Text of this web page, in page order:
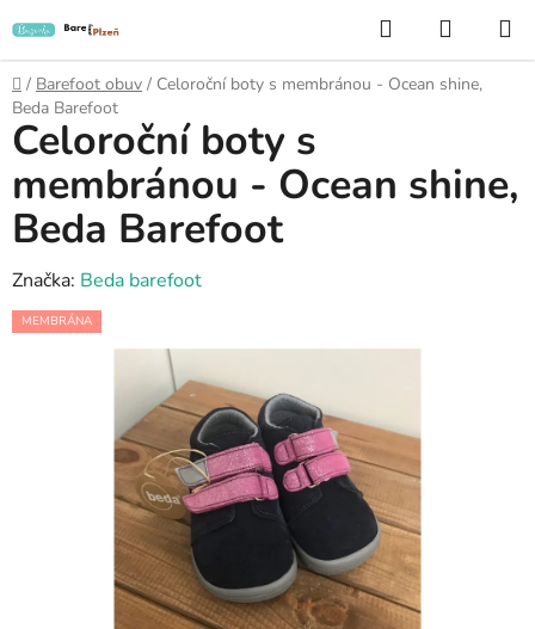
na
obsah
Hledat
KOŠÍK
Domů
/ Barefoot obuv / Celoroční boty s membránou - Ocean shine,
Beda Barefoot
Celoroční boty s
membránou - Ocean shine,
Beda Barefoot
Značka: Beda barefoot
MEMBRÁNA